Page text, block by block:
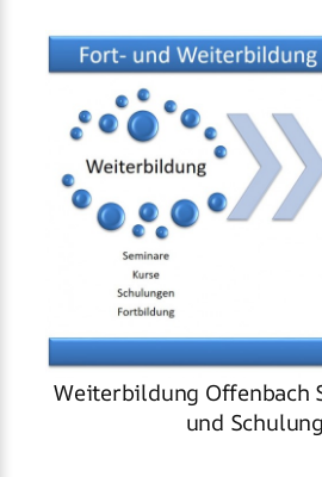
Weiterbildung Offenbach
und